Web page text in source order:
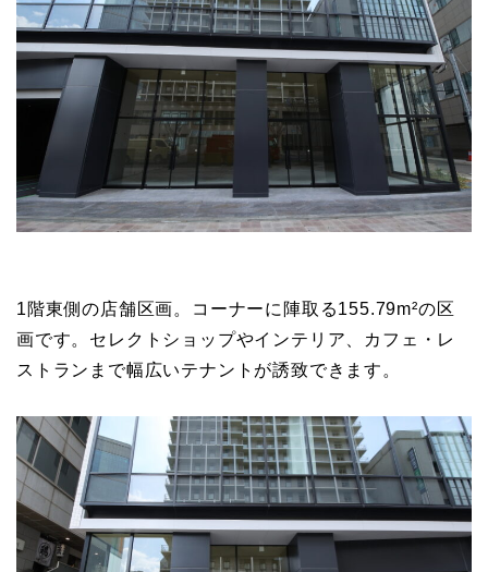
1階東側の店舗区画。コーナーに陣取る155.79m²の区
画です。セレクトショップやインテリア、カフェ・レ
ストランまで幅広いテナントが誘致できます。